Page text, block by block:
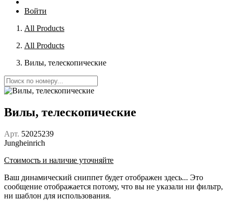
Войти
All Products
All Products
Вилы, телескопические
Вилы, телескопические
Арт. 52025239
Jungheinrich
Стоимость и наличие уточняйте
Ваш динамический сниппет будет отображен здесь... Это
сообщение отображается потому, что вы не указали ни фильтр,
ни шаблон для использования.